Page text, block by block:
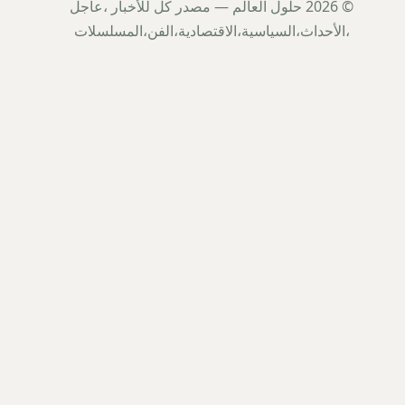
© 2026 حلول العالم — مصدر كل للأخبار ،عاجل
،الأحداث،السياسية،الاقتصادية،الفن،المسلسلات